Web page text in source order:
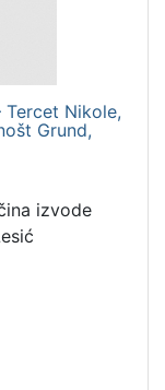
Tercet Nikole,
Grund,
izvode